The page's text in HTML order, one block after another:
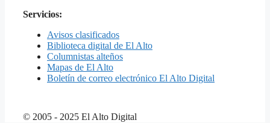
Servicios:
Avisos clasificados
Biblioteca digital de El Alto
Columnistas alteños
Mapas de El Alto
Boletín de correo electrónico El Alto Digital
© 2005 - 2025 El Alto Digital